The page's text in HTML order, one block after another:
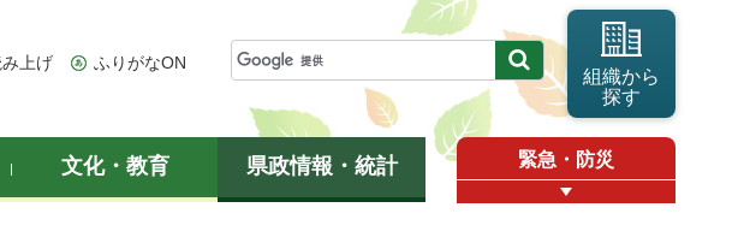
上げ ふりがなON
組織から
探す
文化・教育 県政情報・統計 緊急・防災